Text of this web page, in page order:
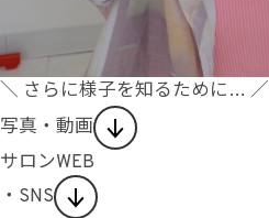
＼ さらに様子を知るために… ／
写真・動画
サロンWEB
・SNS